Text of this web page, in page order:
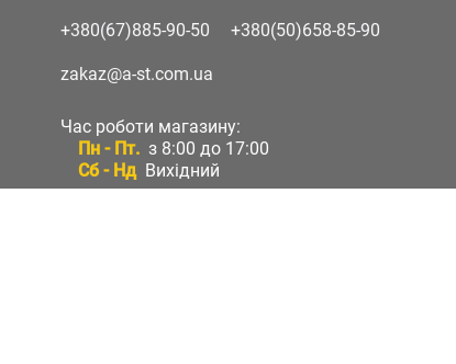
+380(67)885-90-50 +380(50)658-85-90
zakaz@a-st.com.ua
Час роботи магазину:
Пн - Пт. з 8:00 до 17:00
Сб - Нд Вихідний